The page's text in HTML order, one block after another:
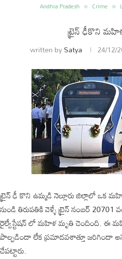
Andhra Pradesh Crime
ట్రైన్ ఢీకొని
written bySatya 24/12/
ట్రైన్ ఢీ కొని ఉమ్మడి నెల్లూరు జిల్లాలో
నుండి తిరుపతికి వెళ్ళే ట్రైన్ నంబర్
రైల్వేస్టేషన్ లో మహిళ మృతి చెందింది. ఈ
పాల్పడిందా లేక ప్రమాదవశాత్తూ జరిగిందా
చేపట్టారు.
అంతర్జాతీయం